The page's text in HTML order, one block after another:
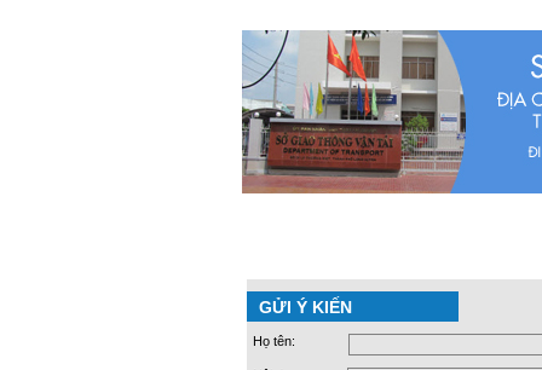
GỬI Ý KIẾN
Họ tên: